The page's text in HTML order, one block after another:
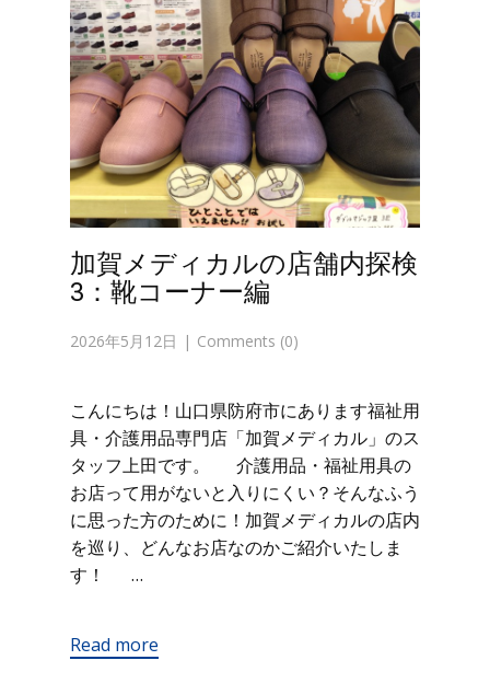
加賀メディカルの店舗内探検
3：靴コーナー編
2026年5月12日 Comments (0)
こんにちは！山口県防府市にあります福祉用
具・介護用品専門店「加賀メディカル」のス
タッフ上田です。 介護用品・福祉用具の
お店って用がないと入りにくい？そんなふう
に思った方のために！加賀メディカルの店内
を巡り、どんなお店なのかご紹介いたしま
す！ …
Read more